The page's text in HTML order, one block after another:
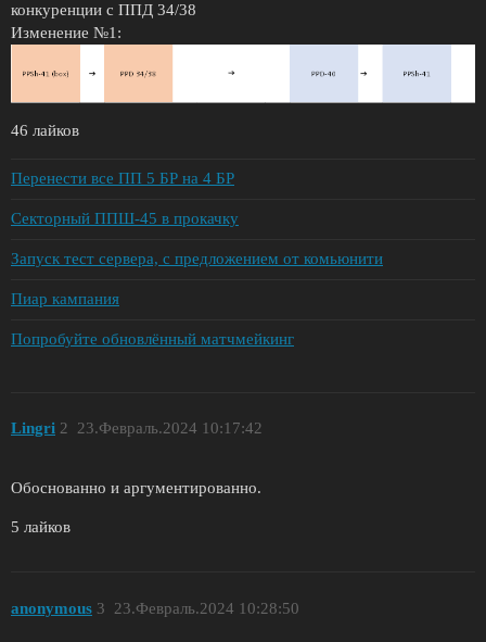
конкуренции с ППД 34/38
Изменение №1:
46 лайков
Перенести все ПП 5 БР на 4 БР
Секторный ППШ-45 в прокачку
Запуск тест сервера, с предложением от комьюнити
Пиар кампания
Попробуйте обновлённый матчмейкинг
Lingri 23.Февраль.2024 10:17:42
2
Обоснованно и аргументированно.
5 лайков
anonymous 23.Февраль.2024 10:28:50
3